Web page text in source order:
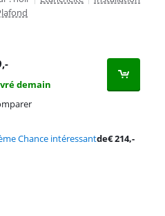
,-
demain
Chance intéressantde€214,-